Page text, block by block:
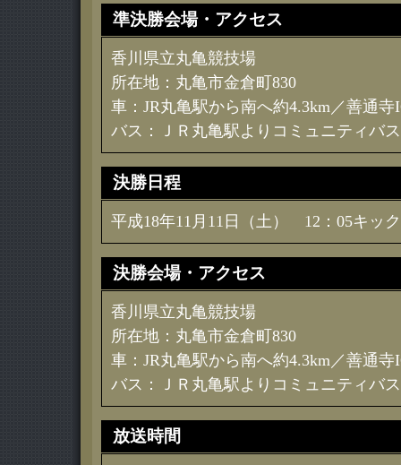
準決勝会場・アクセス
香川県立丸亀競技場
所在地：丸亀市金倉町830
車：JR丸亀駅から南へ約4.3km／善通寺
バス：ＪＲ丸亀駅よりコミュニティバ
決勝日程
平成18年11月11日（土） 12：05キッ
決勝会場・アクセス
香川県立丸亀競技場
所在地：丸亀市金倉町830
車：JR丸亀駅から南へ約4.3km／善通寺
バス：ＪＲ丸亀駅よりコミュニティバ
放送時間